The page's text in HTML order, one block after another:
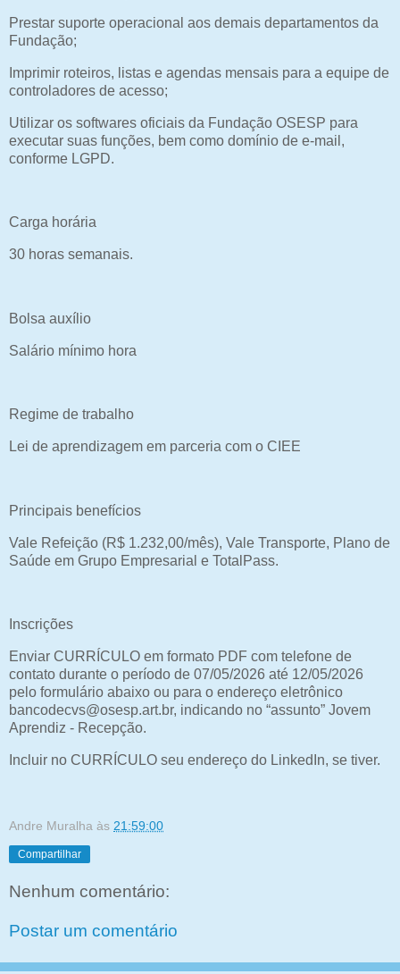
Prestar suporte operacional aos demais departamentos da
Fundação;
Imprimir roteiros, listas e agendas mensais para a equipe de
controladores de acesso;
Utilizar os softwares oficiais da Fundação OSESP para
executar suas funções, bem como domínio de e-mail,
conforme LGPD.
Carga horária
30 horas semanais.
Bolsa auxílio
Salário mínimo hora
Regime de trabalho
Lei de aprendizagem em parceria com o CIEE
Principais benefícios
Vale Refeição (R$ 1.232,00/mês), Vale Transporte, Plano de
Saúde em Grupo Empresarial e TotalPass.
Inscrições
Enviar CURRÍCULO em formato PDF com telefone de
contato durante o período de 07/05/2026 até 12/05/2026
pelo formulário abaixo ou para o endereço eletrônico
bancodecvs@osesp.art.br, indicando no “assunto” Jovem
Aprendiz - Recepção.
Incluir no CURRÍCULO seu endereço do LinkedIn, se tiver.
Andre Muralha às 21:59:00
Compartilhar
Nenhum comentário:
Postar um comentário